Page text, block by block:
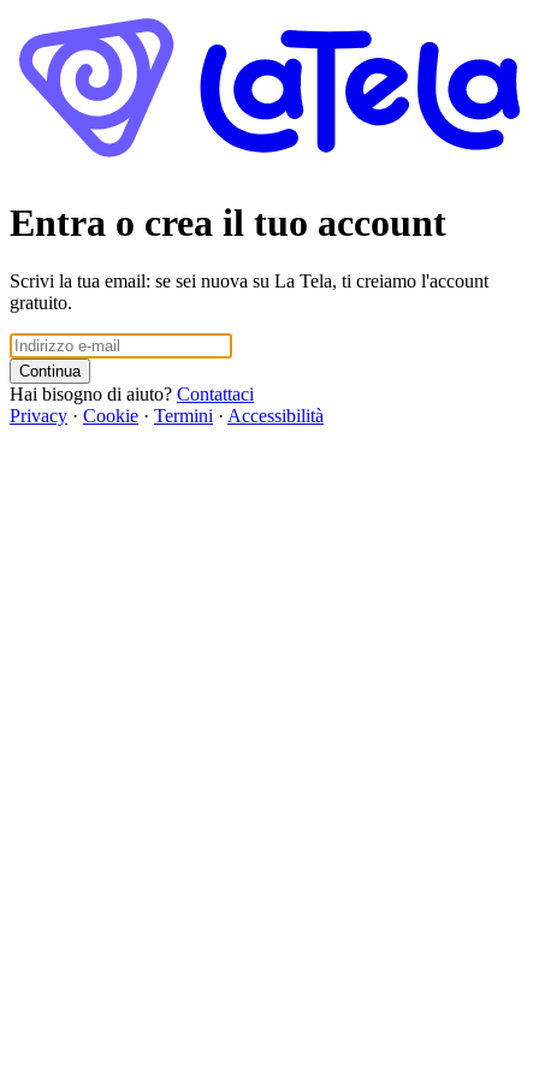
Entra o crea il tuo account
Scrivi la tua email: se sei nuova su La Tela, ti creiamo l'account
gratuito.
Continua
Hai bisogno di aiuto? Contattaci
Privacy · Cookie · Termini · Accessibilità